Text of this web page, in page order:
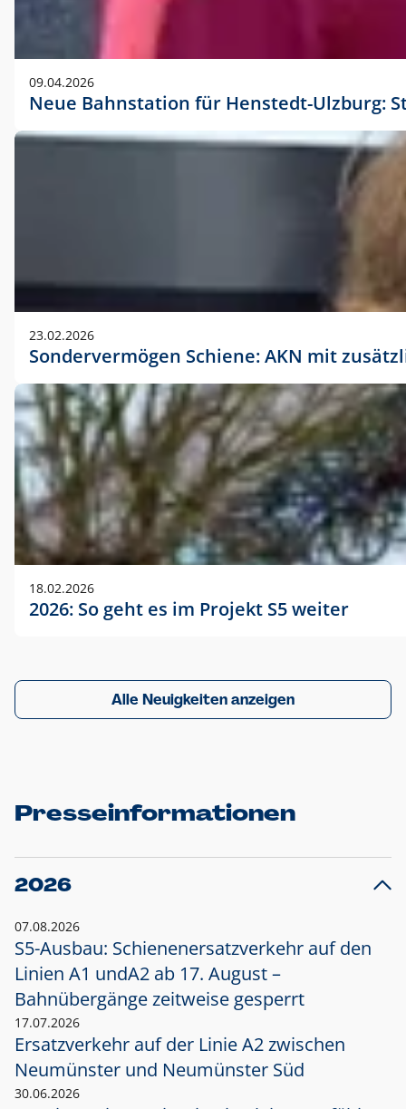
09.04.2026
Neue Bahnstation für Henstedt-Ulzburg:
23.02.2026
Sondervermögen Schiene: AKN mit
18.02.2026
2026: So geht es im Projekt S5 weiter
Alle Neuigkeiten anzeigen
Presseinformationen
2026
07.08.2026
S5-Ausbau: Schienenersatzverkehr auf den
Linien A1 undA2 ab 17. August –
Bahnübergänge zeitweise gesperrt
17.07.2026
Ersatzverkehr auf der Linie A2 zwischen
Neumünster und Neumünster Süd
30.06.2026